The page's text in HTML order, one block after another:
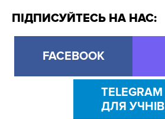
ПІДПИСУЙТЕСЬ НА НАС:
FACEBOOK
TELEGRAM
ДЛЯ УЧНІВ